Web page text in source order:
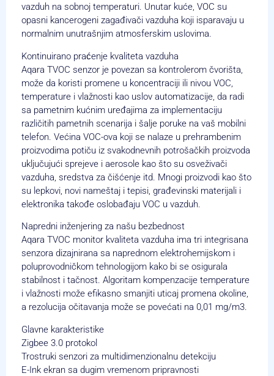
vazduh na sobnoj temperaturi. Unutar kuće, VOC su
opasni kancerogeni zagađivači vazduha koji isparavaju u
normalnim unutrašnjim atmosferskim uslovima.
Kontinuirano praćenje kvaliteta vazduha
Aqara TVOC senzor je povezan sa kontrolerom čvorišta,
može da koristi promene u koncentraciji ili nivou VOC,
temperature i vlažnosti kao uslov automatizacije, da radi
sa pametnim kućnim uređajima za implementaciju
različitih pametnih scenarija i šalje poruke na vaš mobilni
telefon. Većina VOC-ova koji se nalaze u prehrambenim
proizvodima potiču iz svakodnevnih potrošačkih proizvoda
uključujući sprejeve i aerosole kao što su osveživači
vazduha, sredstva za čišćenje itd. Mnogi proizvodi kao što
su lepkovi, novi nameštaj i tepisi, građevinski materijali i
elektronika takođe oslobađaju VOC u vazduh.
Napredni inženjering za našu bezbednost
Aqara TVOC monitor kvaliteta vazduha ima tri integrisana
senzora dizajnirana sa naprednom elektrohemijskom i
poluprovodničkom tehnologijom kako bi se osigurala
stabilnost i tačnost. Algoritam kompenzacije temperature
i vlažnosti može efikasno smanjiti uticaj promena okoline,
a rezolucija očitavanja može se povećati na 0,01 mg/m3.
Glavne karakteristike
Zigbee 3.0 protokol
Trostruki senzori za multidimenzionalnu detekciju
E-Ink ekran sa dugim vremenom pripravnosti